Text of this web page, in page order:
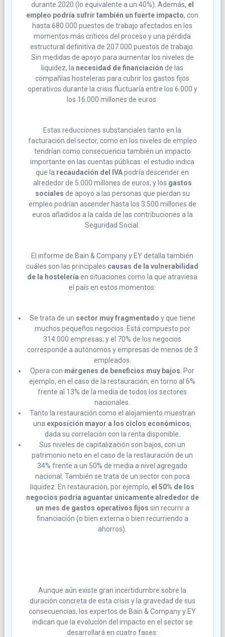
durante 2020 (lo equivalente a un 40%). Además, el
empleo podría sufrir también un fuerte impacto, con
hasta 680.000 puestos de trabajo afectados en los
momentos más críticos del proceso y una pérdida
estructural definitiva de 207.000 puestos de trabajo.
Sin medidas de apoyo para aumentar los niveles de
liquidez, la necesidad de financiación de las
compañías hosteleras para cubrir los gastos fijos
operativos durante la crisis fluctuaría entre los 6.000 y
los 16.000 millones de euros.
Estas reducciones substanciales tanto en la
facturación del sector, como en los niveles de empleo
tendrían como consecuencia también un impacto
importante en las cuentas públicas: el estudio indica
que la recaudación del IVApodría descender en
alrededor de 5.000 millones de euros, y los gastos
sociales de apoyo a las personas que pierdan su
empleo podrían ascender hasta los 3.500 millones de
euros añadidos a la caída de las contribuciones a la
Seguridad Social.
El informe de Bain & Company y EY detalla también
cuáles son las principales causas de la vulnerabilidad
de la hostelería en situaciones como la que atraviesa
el país en estos momentos:
Se trata de un sector muy fragmentado y que tiene
muchos pequeños negocios. Está compuesto por
314.000 empresas; y el 70% de los negocios
corresponde a autónomos y empresas de menos de 3
empleados.
Opera con márgenes de beneficios muy bajos . Por
ejemplo, en el caso de la restauración, en torno al 6%
frente al 13% de la media de todos los sectores
nacionales.
Tanto la restauración como el alojamiento muestran
una exposición mayor a los ciclos económicos,
dada su correlación con la renta disponible.
Sus niveles de capitalización son bajos, con un
patrimonio neto en el caso de la restauración de un
34% frente a un 50% de media a nivel agregado
nacional. También se trata de un sector con poca
liquidez. En restauración, por ejemplo, el 50% de los
negocios podría aguantar únicamente alrededor de
un mes de gastos operativos fijos sin recurrir a
financiación (o bien externa o bien recurriendo a
ahorros).
Aunque aún existe gran incertidumbre sobre la
duración concreta de esta crisis y la gravedad de sus
consecuencias, los expertos de Bain & Company y EY
indican que la evolución del impacto en el sector se
desarrollará en cuatro fases: